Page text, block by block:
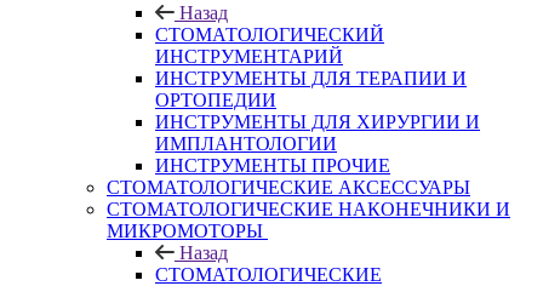
Назад
СТОМАТОЛОГИЧЕСКИЙ
ИНСТРУМЕНТАРИЙ
ИНСТРУМЕНТЫ ДЛЯ ТЕРАПИИ И
ОРТОПЕДИИ
ИНСТРУМЕНТЫ ДЛЯ ХИРУРГИИ И
ИМПЛАНТОЛОГИИ
ИНСТРУМЕНТЫ ПРОЧИЕ
СТОМАТОЛОГИЧЕСКИЕ АКСЕССУАРЫ
СТОМАТОЛОГИЧЕСКИЕ НАКОНЕЧНИКИ И
МИКРОМОТОРЫ
Назад
СТОМАТОЛОГИЧЕСКИЕ